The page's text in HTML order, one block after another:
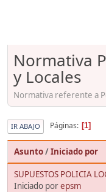
Normativa
y Locales
Normativa referente a
IR ABAJO Páginas 1
Asunto/Iniciado por
SUPUESTOS POLICIA
Iniciado porepsm